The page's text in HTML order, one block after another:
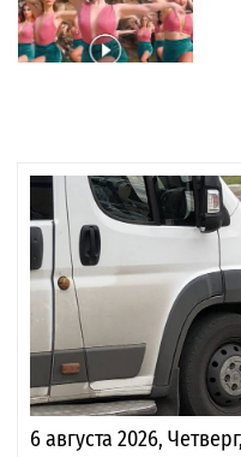
6 августа 2026, Четверг,